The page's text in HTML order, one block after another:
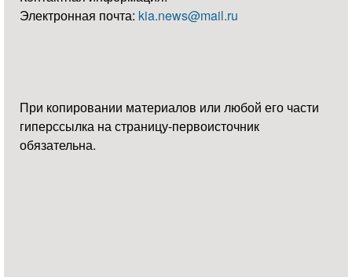
Электронная почта: kia.news@mail.ru
При копировании материалов или любой его части
гиперссылка на страницу-первоисточник
обязательна.